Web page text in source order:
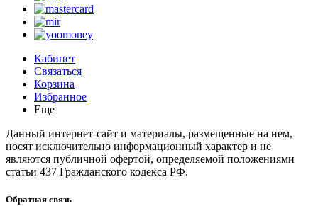
Кабинет
Связаться
Корзина
Избранное
Еще
Данный интернет-сайт и материалы, размещенные на нем,
носят исключительно информационный характер и не
являются публичной офертой, определяемой положениями
статьи 437 Гражданского кодекса РФ.
Обратная связь